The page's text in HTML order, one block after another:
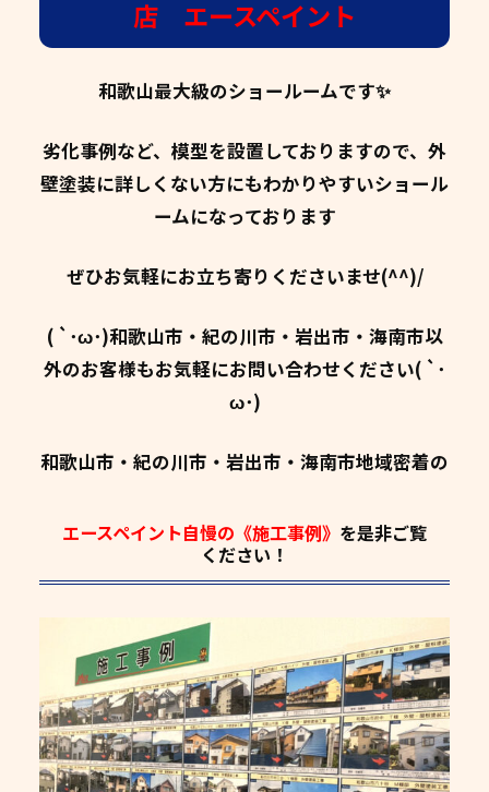
店 エースペイント
和歌山最大級のショールームです✨
劣化事例など、模型を設置しておりますので、外
壁塗装に詳しくない方にもわかりやすいショール
ームになっております
ぜひお気軽にお立ち寄りくださいませ(^^)/
( `･ω･)和歌山市・紀の川市・岩出市・海南市以
外のお客様もお気軽にお問い合わせください( `･
ω･)
和歌山市・紀の川市・岩出市・海南市地域密着の
エースペイント自慢の《施工事例》 を是非ご覧
ください！